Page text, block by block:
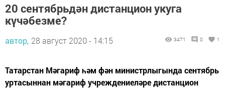
20 сентябрьдән дистанцион укуга
күчәбезме?
автор, 28 август 2020 - 14:15 3471 0 1
Татарстан Мәгариф һәм фән министрлыгында сентябрь
уртасыннан мәгариф учреждениеләре дистанцион